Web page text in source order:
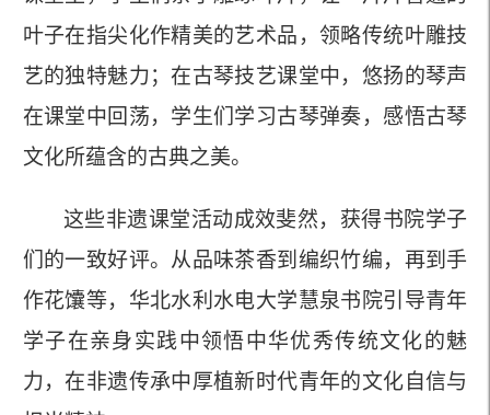
叶子在指尖化作精美的艺术品，领略传统叶雕技
艺的独特魅力；在古琴技艺课堂中，悠扬的琴声
在课堂中回荡，学生们学习古琴弹奏，感悟古琴
文化所蕴含的古典之美。
这些非遗课堂活动成效斐然，获得书院学子
们的一致好评。从品味茶香到编织竹编，再到手
作花馕等，华北水利水电大学慧泉书院引导青年
学子在亲身实践中领悟中华优秀传统文化的魅
力，在非遗传承中厚植新时代青年的文化自信与